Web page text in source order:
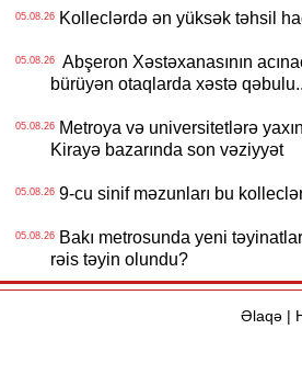
05.08.26Kolleclərdə ən yüksək təhsil
05.08.26Abşeron Xəstəxanasının
bürüyən otaqlarda xəstə
05.08.26Metroya və universitetlərə
Kirayə bazarında son vəziyyət
05.08.269-cu sinif məzunları bu
05.08.26Bakı metrosunda yeni
rəis təyin olundu?
Əlaqə|